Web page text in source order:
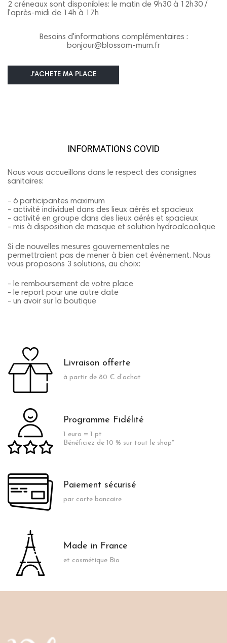
2 créneaux sont disponibles: le matin de 9h30 à 12h30 /
l'après-midi de 14h à 17h
Besoins d'informations complémentaires :
bonjour@blossom-mum.fr
J'ACHETE MA PLACE
INFORMATIONS COVID
Nous vous accueillons dans le respect des consignes
sanitaires:
- 6 participantes maximum
- activité individuel dans des lieux aérés et spacieux
- activité en groupe dans des lieux aérés et spacieux
- mis à disposition de masque et solution hydroalcoolique
Si de nouvelles mesures gouvernementales ne
permettraient pas de mener à bien cet événement. Nous
vous proposons 3 solutions, au choix:
- le remboursement de votre place
- le report pour une autre date
- un avoir sur la boutique
Livraison offerte
à partir de 80 € d’achat
Programme Fidélité
1 euro = 1 pt
Bénéficiez de 10 % sur tout le shop*
Paiement sécurisé
par carte bancaire
Made in France
et cosmétique Bio